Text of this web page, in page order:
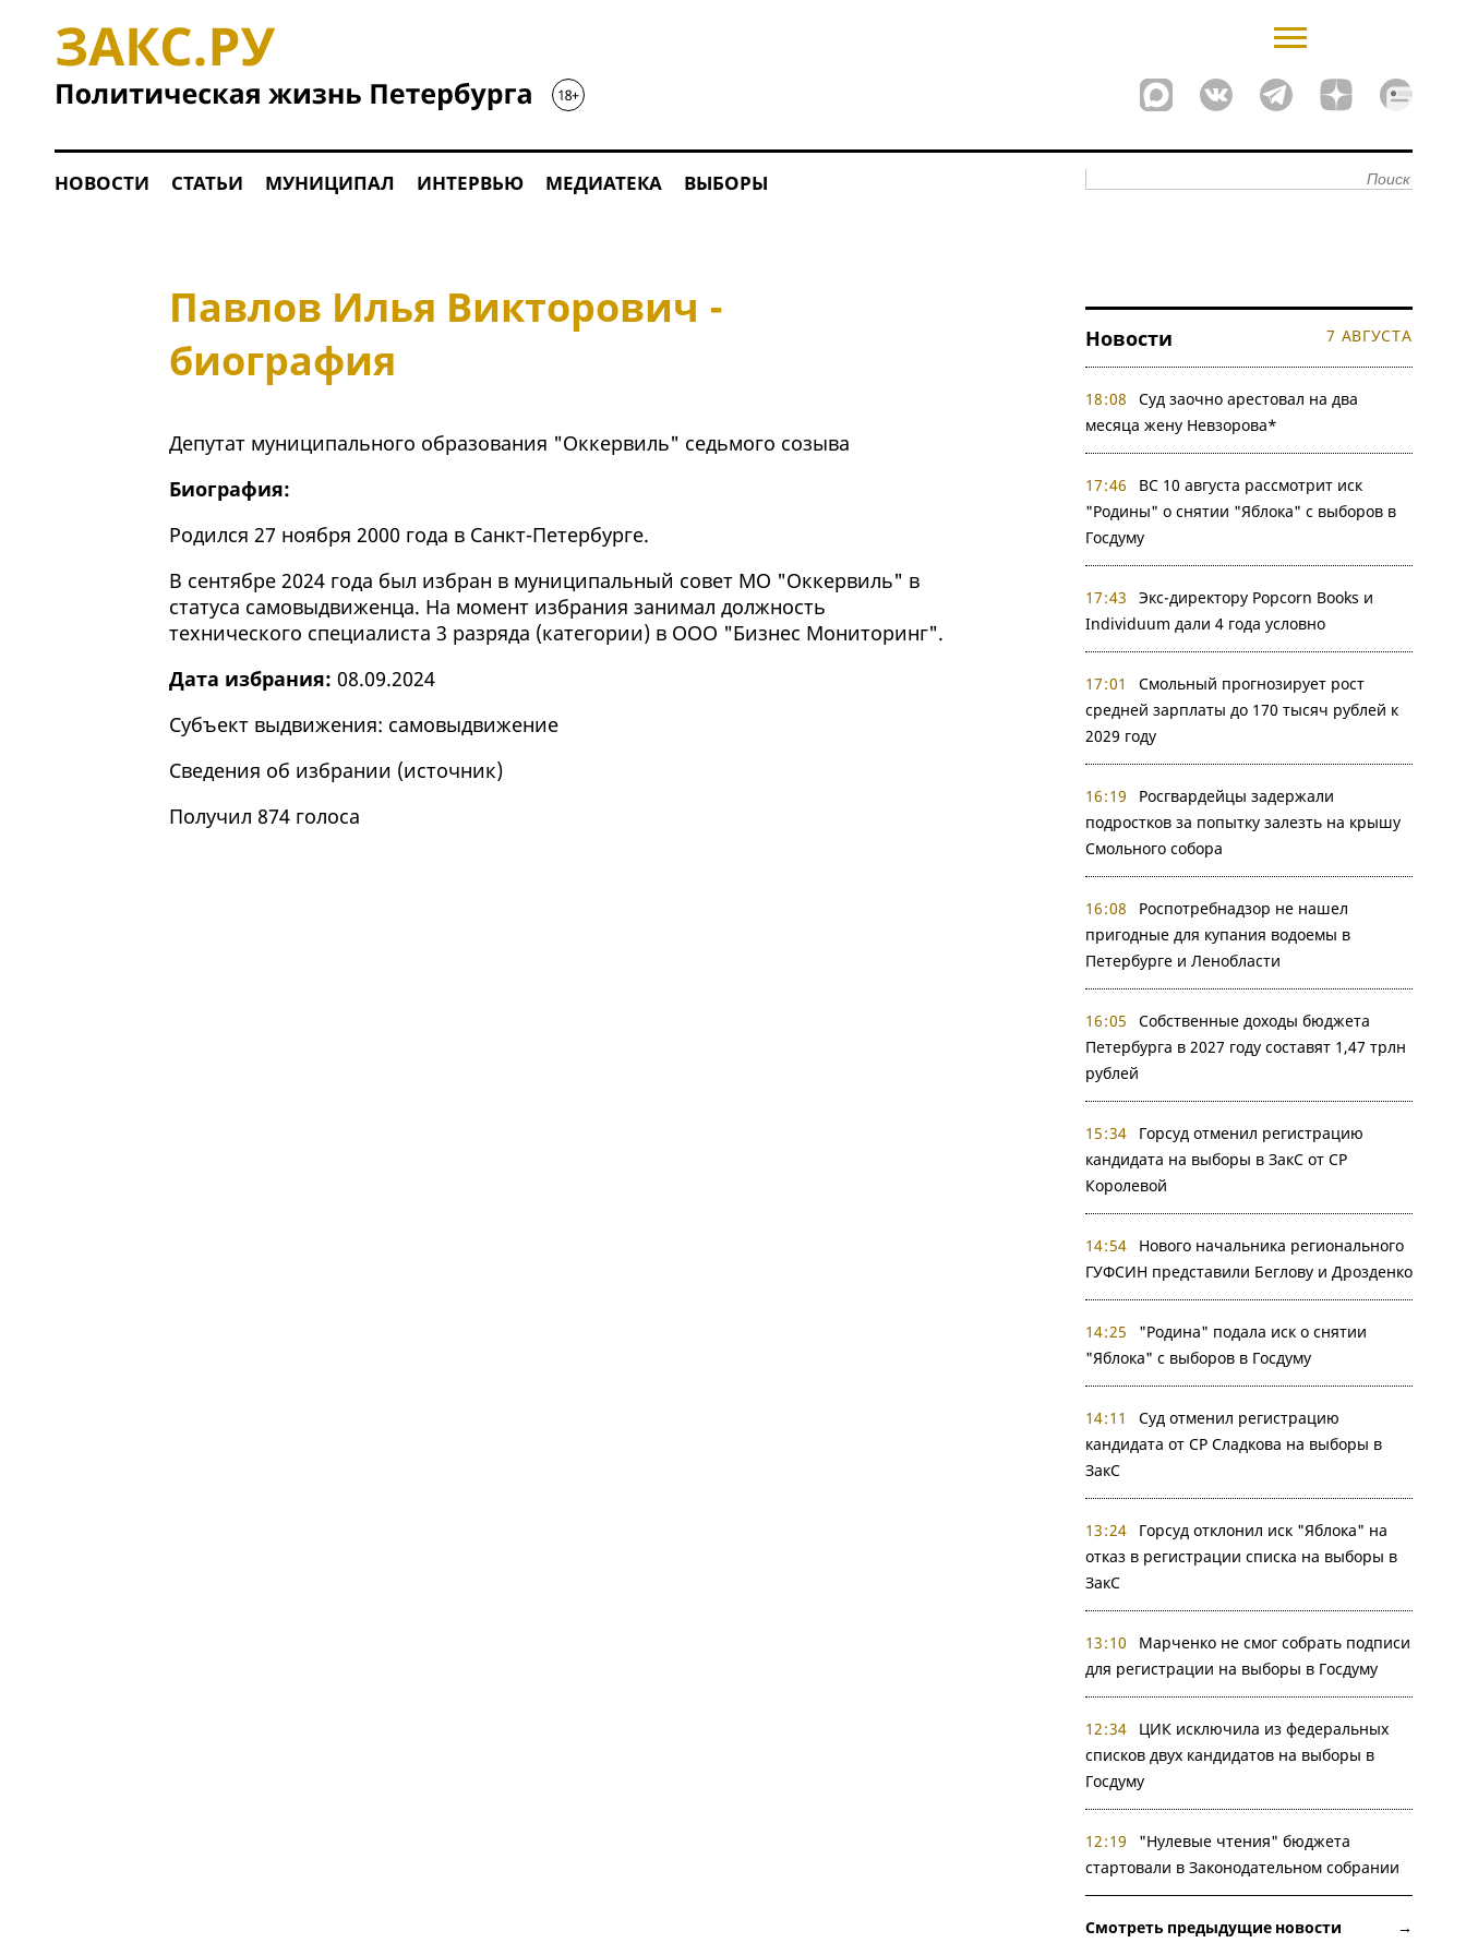
НОВОСТИ СТАТЬИ МУНИЦИПАЛ ИНТЕРВЬЮ МЕДИАТЕКА ВЫБОРЫ
Павлов Илья Викторович -
биография
Депутат муниципального образования "Оккервиль" седьмого созыва
Биография:
Родился 27 ноября 2000 года в Санкт-Петербурге.
В сентябре 2024 года был избран в муниципальный совет МО "Оккервиль" в
статуса самовыдвиженца. На момент избрания занимал должность
технического специалиста 3 разряда (категории) в ООО "Бизнес Мониторинг".
Дата избрания: 08.09.2024
Субъект выдвижения: самовыдвижение
Сведения об избрании (источник)
Получил 874 голоса
Новости 7 АВГУСТА
18:08
Суд заочно арестовал на два
месяца жену Невзорова*
17:46
ВС 10 августа рассмотрит иск
"Родины" о снятии "Яблока" с выборов в
Госдуму
17:43
Экс-директору Popcorn Books и
Individuum дали 4 года условно
17:01
Смольный прогнозирует рост
средней зарплаты до 170 тысяч рублей к
2029 году
16:19
Росгвардейцы задержали
подростков за попытку залезть на крышу
Смольного собора
16:08
Роспотребнадзор не нашел
пригодные для купания водоемы в
Петербурге и Ленобласти
16:05
Собственные доходы бюджета
Петербурга в 2027 году составят 1,47 трлн
рублей
15:34
Горсуд отменил регистрацию
кандидата на выборы в ЗакС от СР
Королевой
14:54
Нового начальника регионального
ГУФСИН представили Беглову и Дрозденко
14:25
"Родина" подала иск о снятии
"Яблока" с выборов в Госдуму
14:11
Суд отменил регистрацию
кандидата от СР Сладкова на выборы в
ЗакС
13:24
Горсуд отклонил иск "Яблока" на
отказ в регистрации списка на выборы в
ЗакС
13:10
Марченко не смог собрать подписи
для регистрации на выборы в Госдуму
12:34
ЦИК исключила из федеральных
списков двух кандидатов на выборы в
Госдуму
12:19
"Нулевые чтения" бюджета
стартовали в Законодательном собрании
Смотреть предыдущие новости →